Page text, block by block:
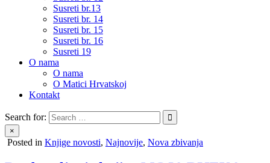
Susreti br.13
Susreti br. 14
Susreti br. 15
Susreti br. 16
Susreti 19
O nama
O nama
O Matici Hrvatskoj
Kontakt
Search for:
×
Posted in Knjige novosti, Najnovije, Nova zbivanja